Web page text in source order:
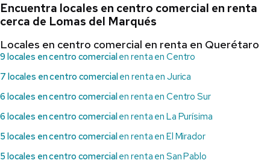
Encuentra locales en centro comercial en renta
cerca de Lomas del Marqués
Locales en centro comercial en renta en Querétaro
9 locales en centro comercialen renta en Centro
7 locales en centro comercialen renta en Jurica
6 locales en centro comercialen renta en Centro Sur
6 locales en centro comercialen renta en La Purísima
5 locales en centro comercialen renta en El Mirador
5 locales en centro comercialen renta en San Pablo